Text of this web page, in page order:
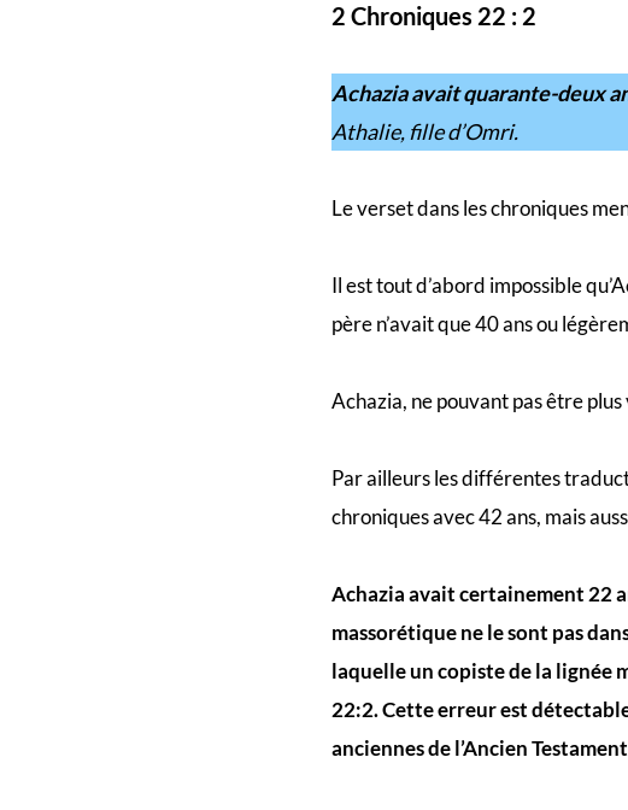
2 Chroniques 22 : 2
Achazia avait quarante-deux
Athalie, fille d’Omri.
Le verset dans les chroniques
Il est tout d’abord impossible
père n’avait que 40 ans ou
Achazia, ne pouvant pas être
Par ailleurs les différentes
chroniques avec 42 ans, mais
Achazia avait certainement 22
massorétique ne le sont pas
laquelle un copiste de la lignée
22:2. Cette erreur est
anciennes de l’Ancien